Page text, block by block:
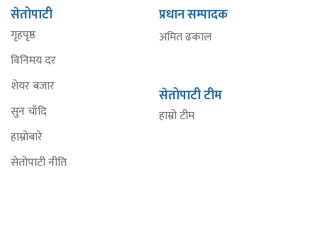
सेतोपाटी
गृहपृष्ठ
विनिमय दर
शेयर बजार
सुन चाँदि
हाम्रोबारे
सेतोपाटी नीति
प्रधान सम्पादक
अमित ढकाल
सेतोपाटी टीम
हाम्रो टीम